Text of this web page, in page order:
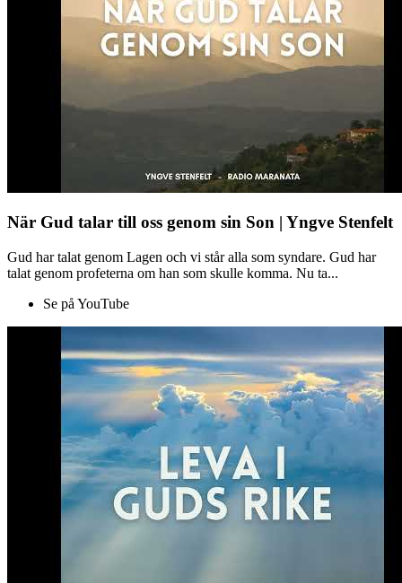
När Gud talar till oss genom sin Son | Yngve Stenfelt
Gud har talat genom Lagen och vi står alla som syndare. Gud har
talat genom profeterna om han som skulle komma. Nu ta...
Se på YouTube